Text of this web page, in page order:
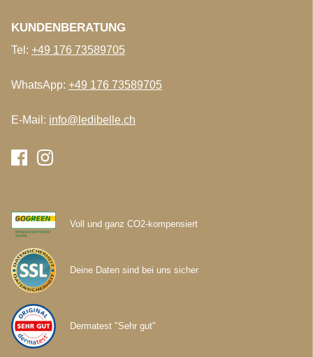
KUNDENBERATUNG
Tel: +49 176 73589705
WhatsApp: +49 176 73589705
E-Mail: info@ledibelle.ch
Voll und ganz CO2-kompensiert
Deine Daten sind bei uns sicher
Dermatest "Sehr gut"